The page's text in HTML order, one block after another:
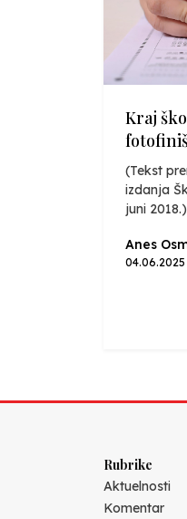
Kraj
(Tekst
izdanja
juni 2018.)
Anes
04.06.2025
Rubrike
Aktuelnosti
Komentar